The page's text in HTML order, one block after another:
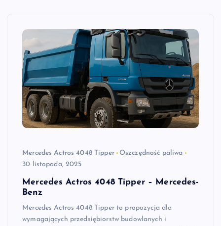
Mercedes Actros 4048 Tipper
Oszczędność paliwa
30 listopada, 2025
Mercedes Actros 4048 Tipper – Mercedes-
Benz
Mercedes Actros 4048 Tipper to propozycja dla
wymagających przedsiębiorstw budowlanych i